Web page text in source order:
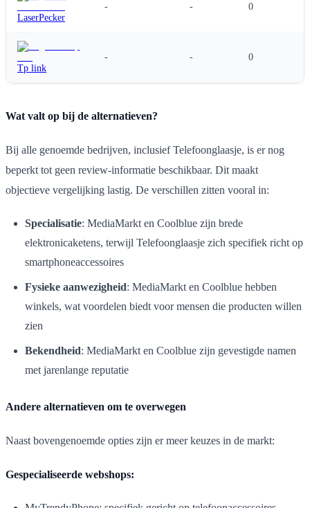
LaserPecker
- - 0
Tp link
- - 0
Wat valt op bij de alternatieven?
Bij alle genoemde bedrijven, inclusief Telefoonglaasje, is er nog
beperkt tot geen review-informatie beschikbaar. Dit maakt
objectieve vergelijking lastig. De verschillen zitten vooral in:
Specialisatie: MediaMarkt en Coolblue zijn brede
elektronicaketens, terwijl Telefoonglaasje zich specifiek richt op
smartphoneaccessoires
Fysieke aanwezigheid: MediaMarkt en Coolblue hebben
winkels, wat voordelen biedt voor mensen die producten willen
zien
Bekendheid: MediaMarkt en Coolblue zijn gevestigde namen
met jarenlange reputatie
Andere alternatieven om te overwegen
Naast bovengenoemde opties zijn er meer keuzes in de markt:
Gespecialiseerde webshops: